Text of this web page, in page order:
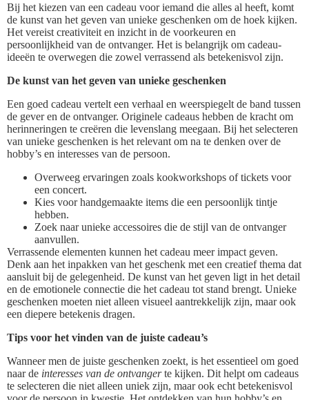
Bij het kiezen van een cadeau voor iemand die alles al heeft, komt
de kunst van het geven van unieke geschenken om de hoek kijken.
Het vereist creativiteit en inzicht in de voorkeuren en
persoonlijkheid van de ontvanger. Het is belangrijk om cadeau-
ideeën te overwegen die zowel verrassend als betekenisvol zijn.
De kunst van het geven van unieke geschenken
Een goed cadeau vertelt een verhaal en weerspiegelt de band tussen
de gever en de ontvanger. Originele cadeaus hebben de kracht om
herinneringen te creëren die levenslang meegaan. Bij het selecteren
van unieke geschenken is het relevant om na te denken over de
hobby’s en interesses van de persoon.
Overweeg ervaringen zoals kookworkshops of tickets voor
een concert.
Kies voor handgemaakte items die een persoonlijk tintje
hebben.
Zoek naar unieke accessoires die de stijl van de ontvanger
aanvullen.
Verrassende elementen kunnen het cadeau meer impact geven.
Denk aan het inpakken van het geschenk met een creatief thema dat
aansluit bij de gelegenheid. De kunst van het geven ligt in het detail
en de emotionele connectie die het cadeau tot stand brengt. Unieke
geschenken moeten niet alleen visueel aantrekkelijk zijn, maar ook
een diepere betekenis dragen.
Tips voor het vinden van de juiste cadeau’s
Wanneer men de juiste geschenken zoekt, is het essentieel om goed
naar de interesses van de ontvangerte kijken. Dit helpt om cadeaus
te selecteren die niet alleen uniek zijn, maar ook echt betekenisvol